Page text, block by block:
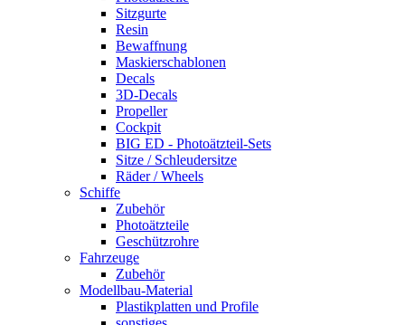
Sitzgurte
Resin
Bewaffnung
Maskierschablonen
Decals
3D-Decals
Propeller
Cockpit
BIG ED - Photoätzteil-Sets
Sitze / Schleudersitze
Räder / Wheels
Schiffe
Zubehör
Photoätzteile
Geschützrohre
Fahrzeuge
Zubehör
Modellbau-Material
Plastikplatten und Profile